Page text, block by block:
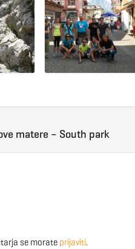
matere – South park
se morate prijaviti.